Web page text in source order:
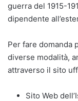
guerra del 1915-
dipendente
Per fare domanda
diverse modalità,
attraverso il sito
Sito Web